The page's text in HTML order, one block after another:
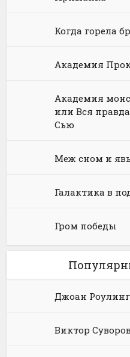
Когда горела
Академия
Академия
или Вся
Сью
Меж сном и
Галактика в
Гром победы
Джоан Роулинг
Виктор